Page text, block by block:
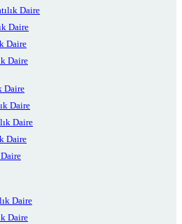
Daire
Daire
Daire
Daire
Daire
Daire
Daire
Daire
Daire
Daire